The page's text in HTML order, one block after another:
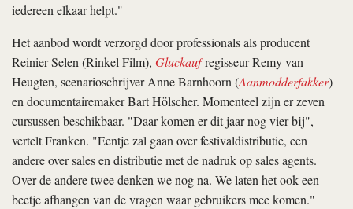
iedereen elkaar helpt."
Het aanbod wordt verzorgd door professionals als producent
Reinier Selen (Rinkel Film), Gluckauf-regisseur Remy van
Heugten, scenarioschrijver Anne Barnhoorn (Aanmodderfakker)
en documentairemaker Bart Hölscher. Momenteel zijn er zeven
cursussen beschikbaar. "Daar komen er dit jaar nog vier bij",
vertelt Franken. "Eentje zal gaan over festivaldistributie, een
andere over sales en distributie met de nadruk op sales agents.
Over de andere twee denken we nog na. We laten het ook een
beetje afhangen van de vragen waar gebruikers mee komen."